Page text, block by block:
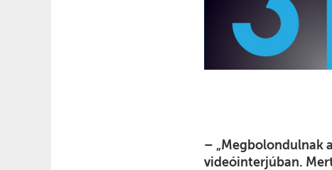
– „Megbolondulnak
videóinterjúban.